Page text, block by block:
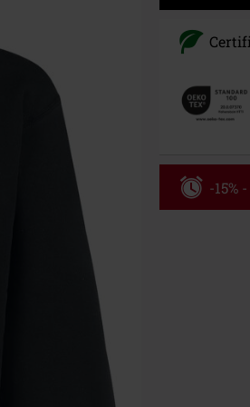
-15%